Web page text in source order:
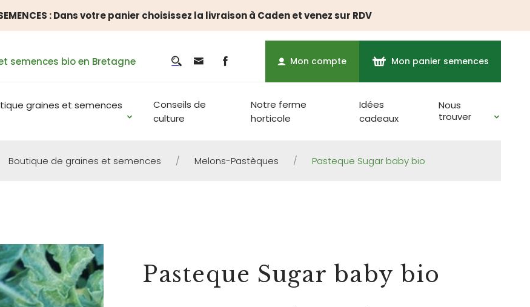
SEMENCES : Dans votre panier choisissez la livraison à Caden et venez sur RDV
semences bio en Bretagne Mon compte Mon panier semences
graines et semences
Conseils de
culture
Notre ferme
horticole
Idées
cadeaux
Nous
trouver
Boutique de graines et semences / Melons-Pastèques / Pasteque Sugar baby bio
Pasteque Sugar baby bio